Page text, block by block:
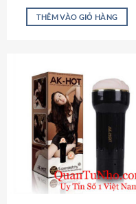
hạng4.79
5 sao là:
715,000 ₫.
tại
THÊM VÀO GIỎ HÀNG